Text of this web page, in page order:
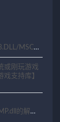
MSCV
或刚玩游戏
戏支持库】
的解决